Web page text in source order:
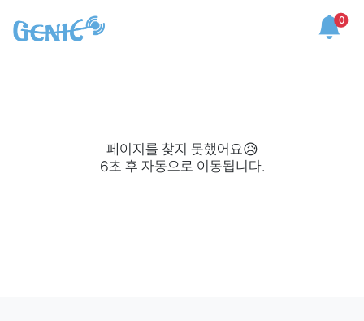
0
페이지를 찾지 못했어요😥
6초 후 자동으로 이동됩니다.